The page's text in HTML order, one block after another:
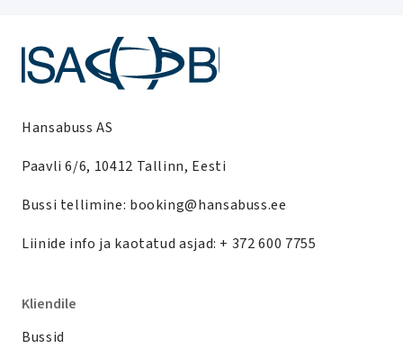
Hansabuss AS
Paavli 6/6, 10412 Tallinn, Eesti
Bussi tellimine: booking@hansabuss.ee
Liinide info ja kaotatud asjad: + 372 600 7755
Kliendile
Bussid